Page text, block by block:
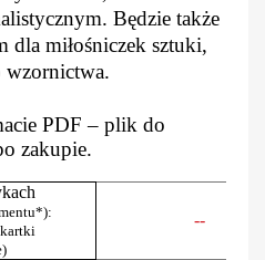
Będzie także
dla miłośniczek sztuki,
wzornictwa.
PDF – plik do
zakupie.
--